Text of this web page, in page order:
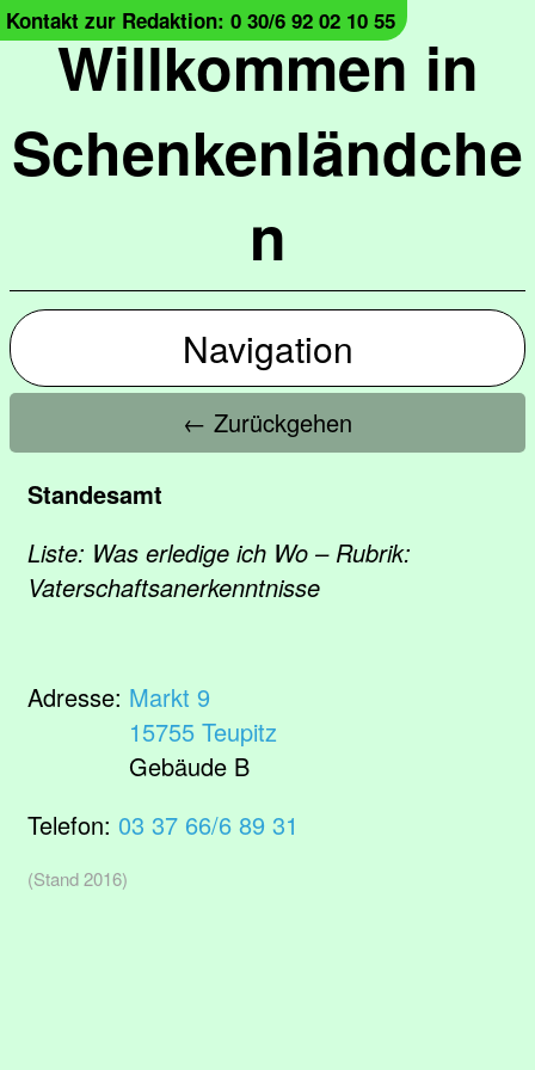
Willkommen in
Schenkenländche
n
Kontakt zur Redaktion: 0 30/6 92 02 10 55
Navigation
← Zurückgehen
Standesamt
Liste: Was erledige ich Wo – Rubrik:
Vaterschaftsanerkenntnisse
Adresse: Markt 9
15755 Teupitz
Gebäude B
Telefon: 03 37 66/6 89 31
(Stand 2016)